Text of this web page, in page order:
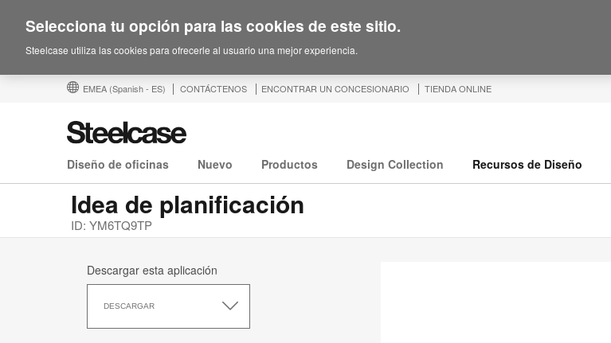
EMEA (Spanish - ES) CONTÁCTENOS ENCONTRAR UN CONCESIONARIO TIENDA ONLINE
Diseño de oficinas Nuevo Productos Design Collection Recursos de Diseño
Idea de planificación
ID: YM6TQ9TP
Descargar esta aplicación
DESCARGAR
esta
Selecciona tu opción para las cookies de este sitio.
Steelcase utiliza las cookies para ofrecerle al usuario una mejor experiencia.